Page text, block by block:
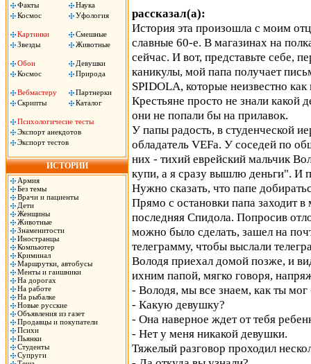
Факты
Наука
Космос
Уфология
Картинки
Смешные
Звезды
Животные
Обои
Девушки
Космос
Природа
Вебмастеру
Партнерки
Скрипты
Каталог
Психологичесие тесты
Экспорт анекдотов
Экспорт тестов
ИСТОРИИ
Армия
Без темы
Врачи и пациенты
Дети
Женщины
Животные
Знаменитости
Иностранцы
Компьютер
Криминал
Маршрутки, автобусы
Менты и гаишники
На дорогах
На работе
На рыбалке
Новые русские
Объявления из газет
Продавцы и покупатели
Психи
Пьянки
Студенты
Супруги
рассказал(а):
История эта произошла с моим
славные 60-е. В магазинах на
сейчас. И вот, представьте себе,
каникулы, мой папа получает
SPIDOLА, которые неизвестно
Крестьяне просто не знали какой
они не попали бы на прилавок.
У папы радость, в студенческой
обладатель VEFа. У соседей по
них - тихий еврейский мальчик
купи, а я сразу вышлю деньги". И
Нужно сказать, что папе
Прямо с остановки папа заходит в
последняя Спидола. Попросив
можно было сделать, зашел на
телеграмму, чтобы выслали
Володя приехал домой позже, и
ихним папой, мягко говоря,
- Володя, мы все знаем, как ты
- Какую девушку?
- Она наверное ждет от тебя
- Нет у меня никакой девушки.
Тяжелый разговор проходил